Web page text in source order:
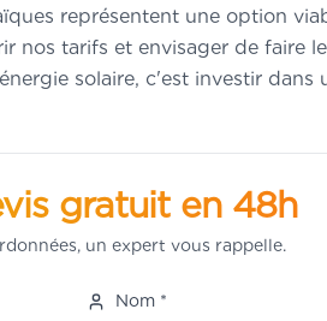
représentent une option
nos tarifs et envisager de faire
solaire, c'est investir
gratuit en 48h
un expert vous rappelle.
Nom *